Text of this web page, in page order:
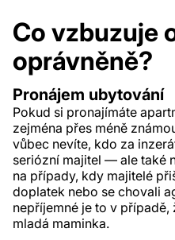
Co vzbuzuje
oprávněně?
Pronájem ubytování
Pokud si pronajímáte
zejména přes méně
vůbec nevíte, kdo za
seriózní majitel — ale také
na případy, kdy majitelé
doplatek nebo se chovali
nepříjemné je to v
mladá maminka.